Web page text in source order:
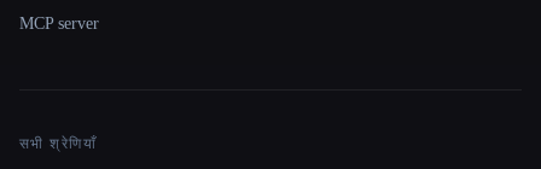
MCP server
सभी श्रेणियाँ